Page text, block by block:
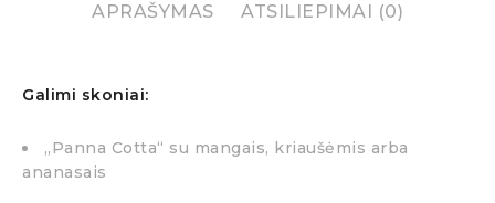
APRAŠYMAS ATSILIEPIMAI (0)
Galimi skoniai:
„Panna Cotta“ su mangais, kriaušėmis arba
ananasais